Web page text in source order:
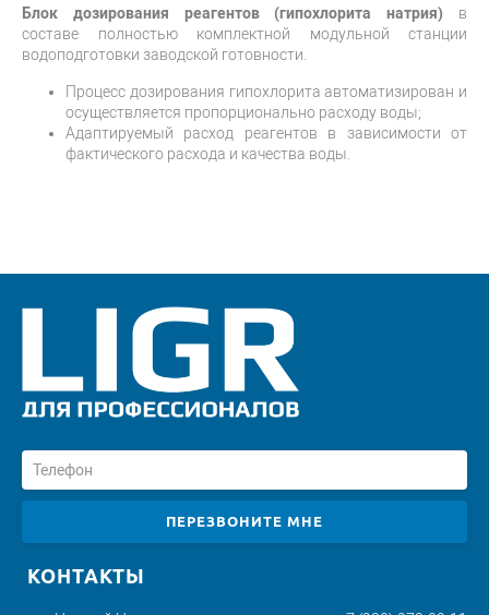
Блок дозирования реагентов (гипохлорита натрия) в
составе полностью комплектной модульной станции
водоподготовки заводской готовности.
Процесс дозирования гипохлорита автоматизирован и
осуществляется пропорционально расходу воды;
Адаптируемый расход реагентов в зависимости от
фактического расхода и качества воды.
КОНТАКТЫ
ПЕРЕЗВОНИТЕ МНЕ